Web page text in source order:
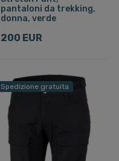
pantaloni da trekking,
donna, verde
200 EUR
Spedizione gratuita